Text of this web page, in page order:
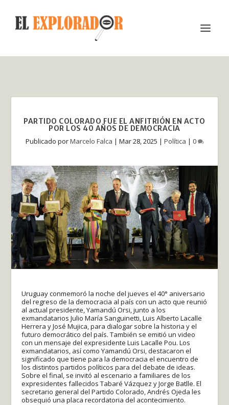
PARTIDO COLORADO FUE EL ANFITRIÓN EN ACTO
POR LOS 40 AÑOS DE DEMOCRACIA
Publicado porMarcelo Falca | Mar 28, 2025 | Política | 0
Uruguay conmemoró la noche del jueves el 40° aniversario
del regreso de la democracia al país con un acto que reunió
al actual presidente, Yamandú Orsi, junto a los
exmandatarios Julio María Sanguinetti, Luis Alberto Lacalle
Herrera y José Mujica, para dialogar sobre la historia y el
futuro democrático del país. También se emitió un video
con un mensaje del expresidente Luis Lacalle Pou. Los
exmandatarios, así como Yamandú Orsi, destacaron el
significado que tiene para la democracia el encuentro de
los distintos partidos políticos para del debate de ideas.
Sobre el final, se invitó al escenario a familiares de los
expresidentes fallecidos Tabaré Vázquez y Jorge Batlle. El
secretario general del Partido Colorado, Andrés Ojeda les
obsequió una placa recordatoria del acontecimiento.